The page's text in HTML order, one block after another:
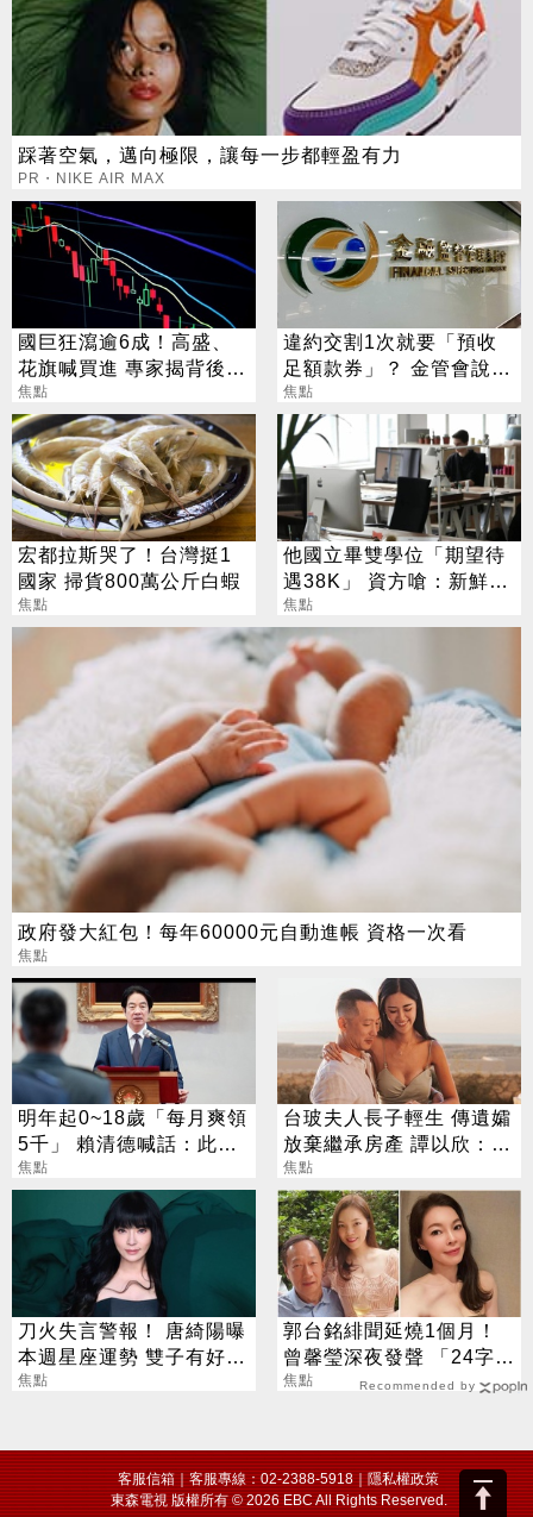
踩著空氣，邁向極限，讓每一步都輕盈有力
PR・NIKE AIR MAX
國巨狂瀉逾6成！高盛、
花旗喊買進 專家揭背後真
相
焦點
違約交割1次就要「預收
足額款券」？ 金管會說話
了
焦點
宏都拉斯哭了！台灣挺1
國家 掃貨800萬公斤白蝦
焦點
他國立畢雙學位「期望待
遇38K」 資方嗆：新鮮人
怎麼可能
焦點
政府發大紅包！每年60000元自動進帳 資格一次看
焦點
明年起0~18歲「每月爽領
5千」 賴清德喊話：此時
不生待何時
焦點
台玻夫人長子輕生 傳遺孀
放棄繼承房產 譚以欣：不
實內容二次傷害
焦點
刀火失言警報！ 唐綺陽曝
本週星座運勢 雙子有好消
息、獅子談判順利
焦點
郭台銘緋聞延燒1個月！
曾馨瑩深夜發聲 「24字」
吐盡最心繫的事
焦點 Recommended by
客服信箱｜客服專線：02-2388-5918｜隱私權政策
東森電視 版權所有 © 2026 EBC All Rights Reserved.